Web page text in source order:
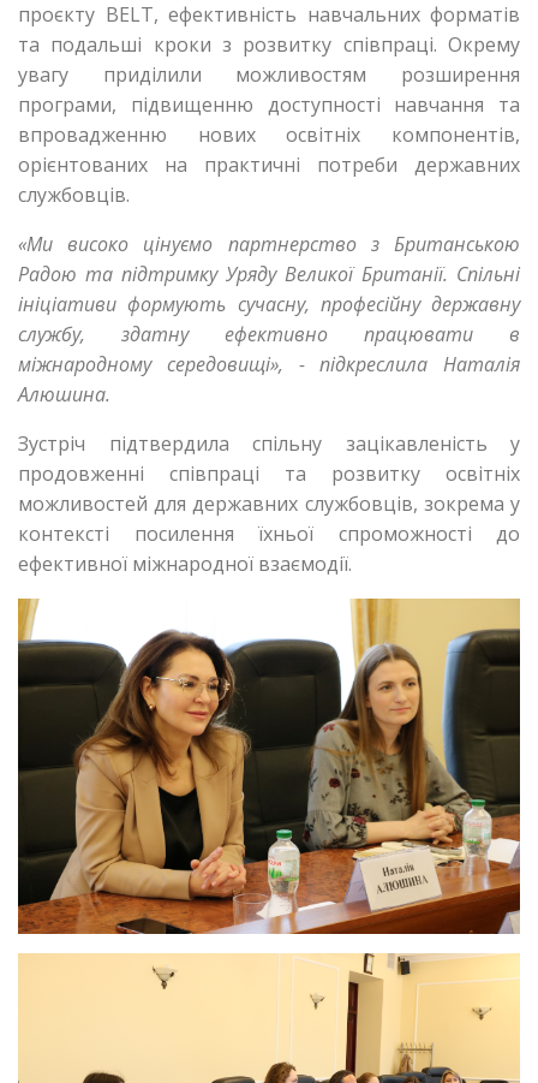
проєкту BELT, ефективність навчальних форматів
та подальші кроки з розвитку співпраці. Окрему
увагу приділили можливостям розширення
програми, підвищенню доступності навчання та
впровадженню нових освітніх компонентів,
орієнтованих на практичні потреби державних
службовців.
«Ми високо цінуємо партнерство з Британською
Радою та підтримку Уряду Великої Британії. Спільні
ініціативи формують сучасну, професійну державну
службу, здатну ефективно працювати в
міжнародному середовищі», - підкреслила Наталія
Алюшина.
Зустріч підтвердила спільну зацікавленість у
продовженні співпраці та розвитку освітніх
можливостей для державних службовців, зокрема у
контексті посилення їхньої спроможності до
ефективної міжнародної взаємодії.